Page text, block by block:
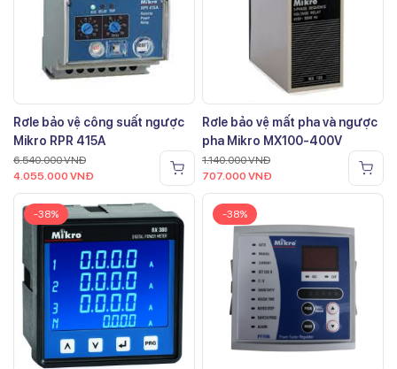
Rơle bảo vệ công suất ngược
Mikro RPR 415A
6.540.000VNĐ
4.055.000 VNĐ
Rơle bảo vệ mất pha và ngược
pha Mikro MX100-400V
1.140.000VNĐ
707.000 VNĐ
-38% -38%